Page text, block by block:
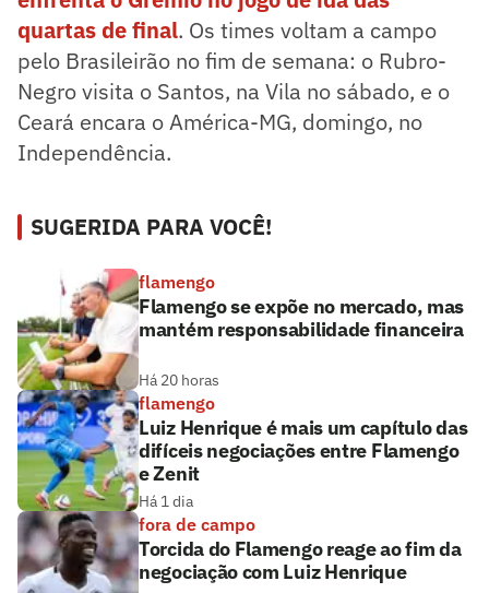
quartas de final. Os times voltam a campo
pelo Brasileirão no fim de semana: o Rubro-
Negro visita o Santos, na Vila no sábado, e o
Ceará encara o América-MG, domingo, no
Independência.
SUGERIDA PARA VOCÊ!
flamengo
Flamengo se expõe no mercado, mas
mantém responsabilidade financeira
Há 20 horas
flamengo
Luiz Henrique é mais um capítulo das
difíceis negociações entre Flamengo
e Zenit
Há 1 dia
fora de campo
Torcida do Flamengo reage ao fim da
negociação com Luiz Henrique